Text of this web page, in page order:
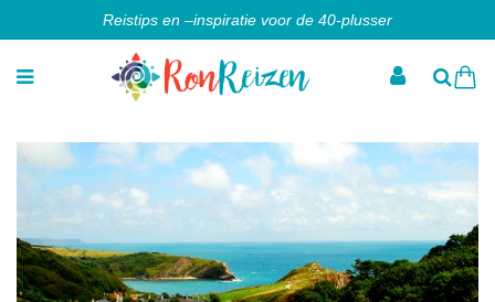
Reistips en –inspiratie voor de 40-plusser